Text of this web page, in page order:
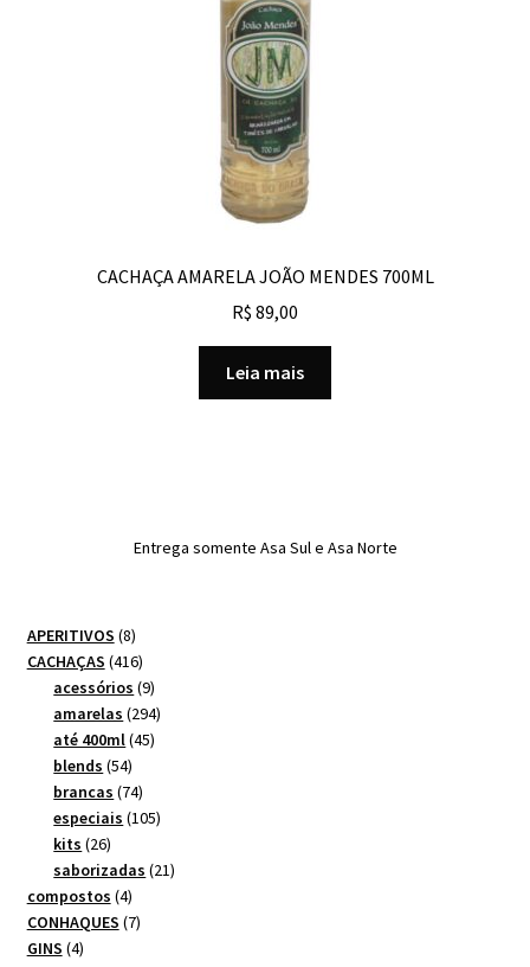
CACHAÇA AMARELA JOÃO MENDES 700ML
R$ 89,00
Leia mais
Entrega somente Asa Sul e Asa Norte
APERITIVOS 88
produtos
CACHAÇAS 416416
produtos
acessórios 99
produtos
amarelas 294294
até 400ml 4545
blends 5454
produtos
brancas 7474
produtos
especiais 105105
kits 2626
produtos
saborizadas 2121
compostos 44
produtos
CONHAQUES 77
GINS 44